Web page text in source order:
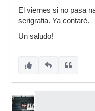
El viernes si no pasa
serigrafia. Ya contaré.
Un saludo!